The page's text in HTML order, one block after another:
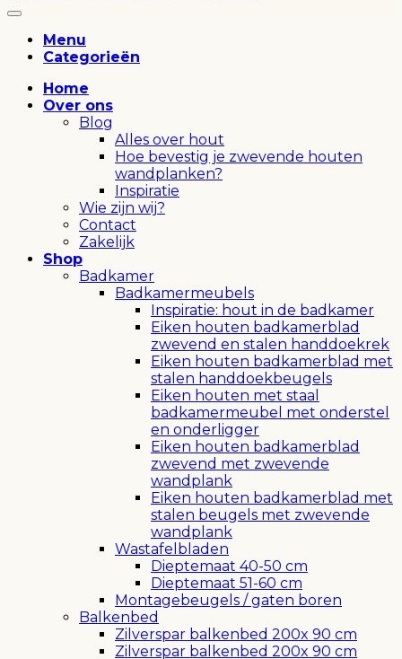
Menu
Categorieën
Home
Over ons
Blog
Alles over hout
Hoe bevestig je zwevende houten
wandplanken?
Inspiratie
Wie zijn wij?
Contact
Zakelijk
Shop
Badkamer
Badkamermeubels
Inspiratie: hout in de badkamer
Eiken houten badkamerblad
zwevend en stalen handdoekrek
Eiken houten badkamerblad met
stalen handdoekbeugels
Eiken houten met staal
badkamermeubel met onderstel
en onderligger
Eiken houten badkamerblad
zwevend met zwevende
wandplank
Eiken houten badkamerblad met
stalen beugels met zwevende
wandplank
Wastafelbladen
Dieptemaat 40-50 cm
Dieptemaat 51-60 cm
Montagebeugels / gaten boren
Balkenbed
Zilverspar balkenbed 200x 90 cm
Zilverspar balkenbed 200x 90 cm